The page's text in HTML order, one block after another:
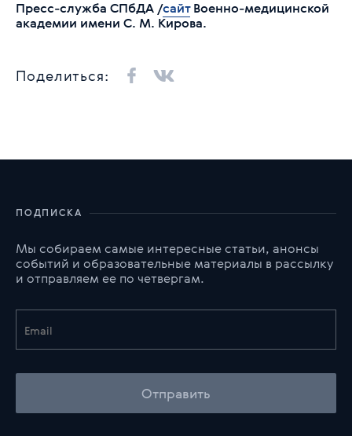
Пресс-служба СПбДА /сайтВоенно-медицинской
академии имени С. М. Кирова.
Поделиться:
ПОДПИСКА
Мы собираем самые интересные статьи, анонсы
событий и образовательные материалы в рассылку
и отправляем ее по четвергам.
Отправить